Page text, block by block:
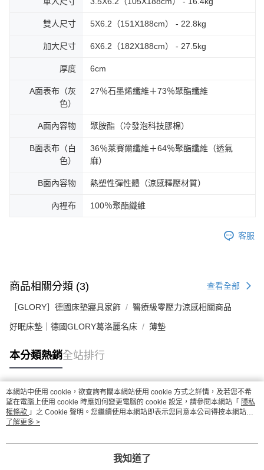
雙人尺寸 5X6.2（151X188cm） - 22.8kg
加大尺寸 6X6.2（182X188cm） - 27.5kg
厚度 6cm
A面表布（灰
色）
27％石墨烯纖維＋73％聚酯纖維
A面內容物 聚胺酯（冷發泡科技膠棉）
B面表布（白
色）
36％萊賽爾纖維＋64％聚酯纖維（透氣
麻）
B面內容物 熱塑性彈性體（涼感釋壓材質）
內裡布 100％聚酯纖維
客服
商品相關分類 (3) 查看全部
［GLORY］德國床墊寢具家飾 醫療級零壓力涼感相關商品
好眠床墊｜德國GLORY葛洛麗名床 薄墊
本分類熱銷全站排行
熱門標籤
本網站中使用 cookie，欲查詢有關本網站使用 cookie 方式之詳情，及若您不希
望在電腦上使用 cookie 時應如何變更電腦的 cookie 設定，請參閱本網站「 隱私
權條款 」之 Cookie 聲明。您繼續使用本網站即表示您同意本公司得按本網站使
用條款之 Cookie 聲明使用 cookie。
了解更多 >
我知道了